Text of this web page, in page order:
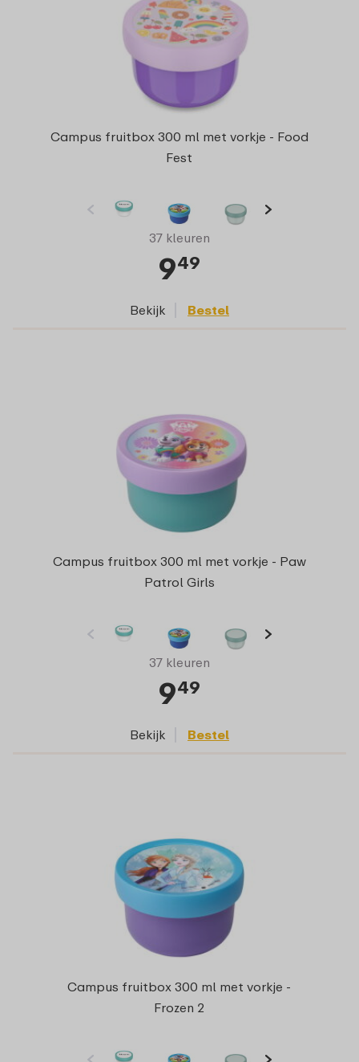
Campus fruitbox 300 ml met vorkje - Food
Fest
37 kleuren
949
Bekijk Bestel
Campus fruitbox 300 ml met vorkje - Paw
Patrol Girls
37 kleuren
949
Bekijk Bestel
Campus fruitbox 300 ml met vorkje -
Frozen 2